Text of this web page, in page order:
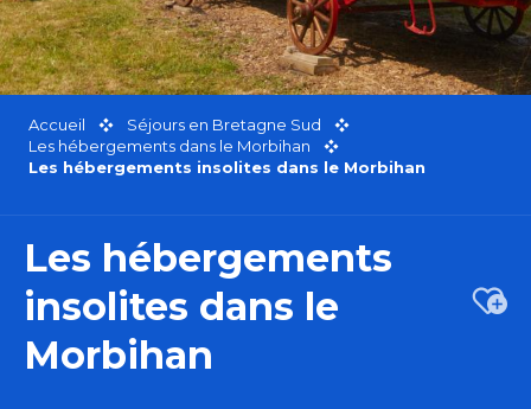
Accueil
Séjours en Bretagne Sud
Les hébergements dans le Morbihan
Les hébergements insolites dans le Morbihan
Les hébergements
insolites dans le
Morbihan